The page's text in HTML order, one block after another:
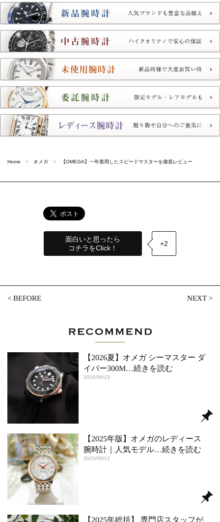
Home オメガ 【OMEGA】一年着用したスピードマスターを徹底レビュー
面白いと思ったら
コチラをClick！
+2
<BEFORE NEXT>
【2026夏】オメガ シーマスター ダ
イバー300M…続きを読む
2026/06/13
【2025年版】オメガのレディース
腕時計｜人気モデル…続きを読む
2025/09/12
【2025年総括】 専門店スタッフが